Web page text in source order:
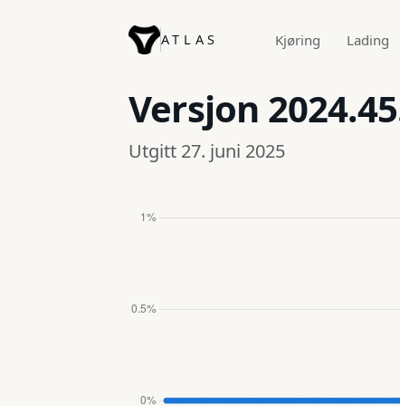
ATLAS Kjøring Lading
Versjon
Utgitt 27. juni 2025